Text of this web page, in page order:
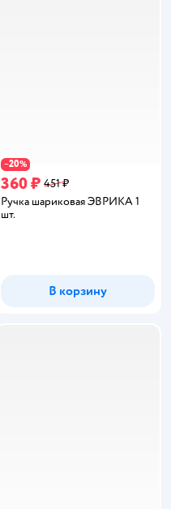
−20%
360 ₽ 451 ₽
Ручка шариковая ЭВРИКА 1
шт.
В корзину